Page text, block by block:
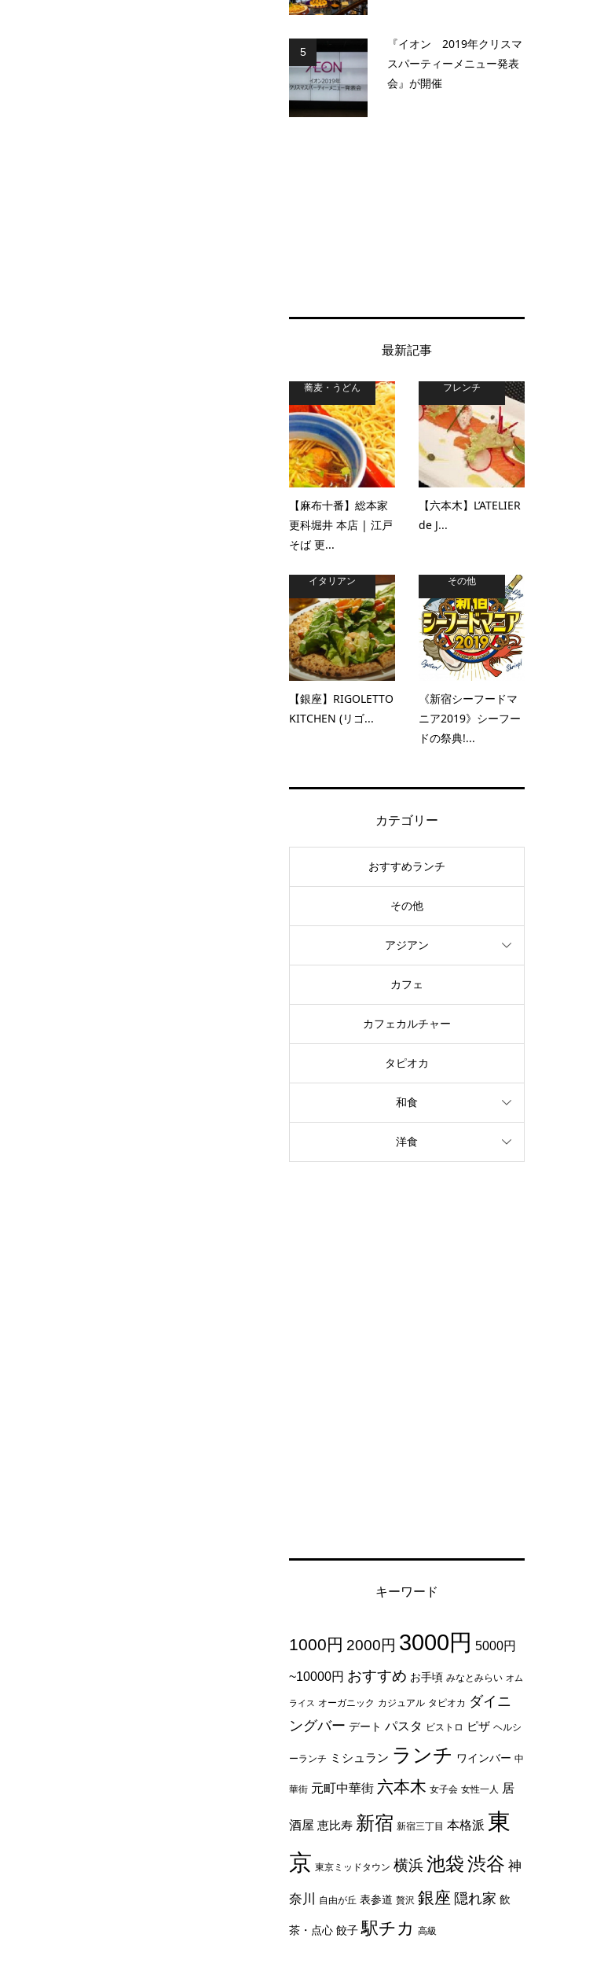
5
『イオン 2019年クリスマ
スパーティーメニュー発表
会』が開催
最新記事
蕎麦・うどん
【麻布十番】総本家
更科堀井 本店 | 江戸
そば 更...
フレンチ
【六本木】L’ATELIER
de J...
イタリアン
【銀座】RIGOLETTO
KITCHEN (リゴ...
その他
《新宿シーフードマ
ニア2019》シーフー
ドの祭典!...
カテゴリー
おすすめランチ
その他
アジアン
カフェ
カフェカルチャー
タピオカ
和食
洋食
キーワード
1000円 2000円 3000円 5000円
~10000円 おすすめ お手頃 みなとみらい オム
ライス オーガニック カジュアル タピオカ ダイニ
ングバー デート パスタ ビストロ ピザ ヘルシ
ーランチ ミシュラン ランチ ワインバー 中
華街 元町中華街 六本木 女子会 女性一人 居
酒屋 恵比寿 新宿 新宿三丁目 本格派 東
京 東京ミッドタウン 横浜池袋渋谷 神
奈川 自由が丘 表参道 贅沢 銀座 隠れ家 飲
茶・点心 餃子 駅チカ 高級